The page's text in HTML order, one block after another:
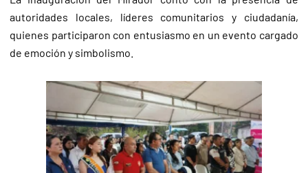
autoridades locales, líderes comunitarios y ciudadanía,
quienes participaron con entusiasmo en un evento cargado
de emoción y simbolismo.